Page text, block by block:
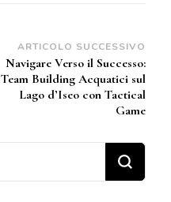
ARTICOLO SUCCESSIVO
Navigare Verso il Successo:
Team Building Acquatici sul
Lago d’Iseo con Tactical
Game